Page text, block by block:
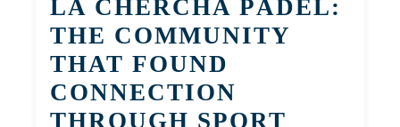
LA CHERCHA PÁDEL:
THE COMMUNITY
THAT FOUND
CONNECTION
THROUGH SPORT